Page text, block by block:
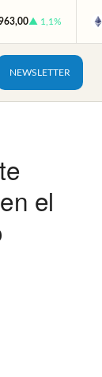
▲ 1,1%
NEWSLETTER
el